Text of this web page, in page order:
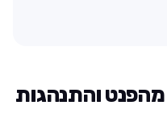
מהפנט והתנהגות